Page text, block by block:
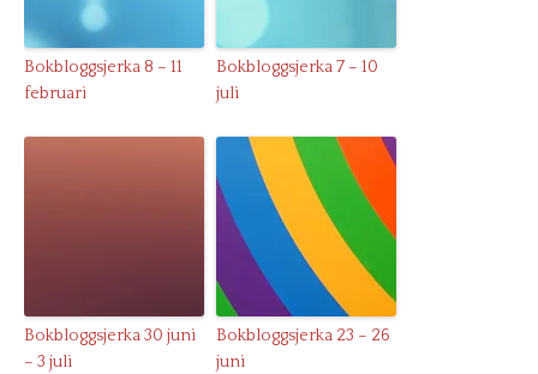
Bokbloggsjerka 8 – 11
februari
Bokbloggsjerka 7 – 10
juli
Bokbloggsjerka 30 juni
– 3 juli
Bokbloggsjerka 23 – 26
juni